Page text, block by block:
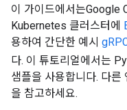
이 가이드에서는Google
Kubernetes 클러스터에
용하여 간단한 예시
다. 이 튜토리얼에서는
샘플을 사용합니다. 다른
을 참고하세요.